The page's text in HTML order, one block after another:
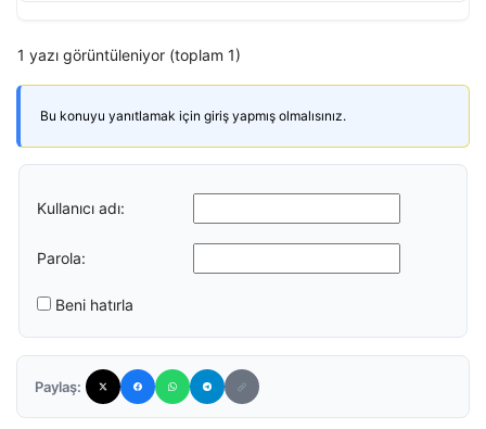
1 yazı görüntüleniyor (toplam 1)
Bu konuyu yanıtlamak için giriş yapmış olmalısınız.
Kullanıcı adı:
Parola:
Beni hatırla
Paylaş: